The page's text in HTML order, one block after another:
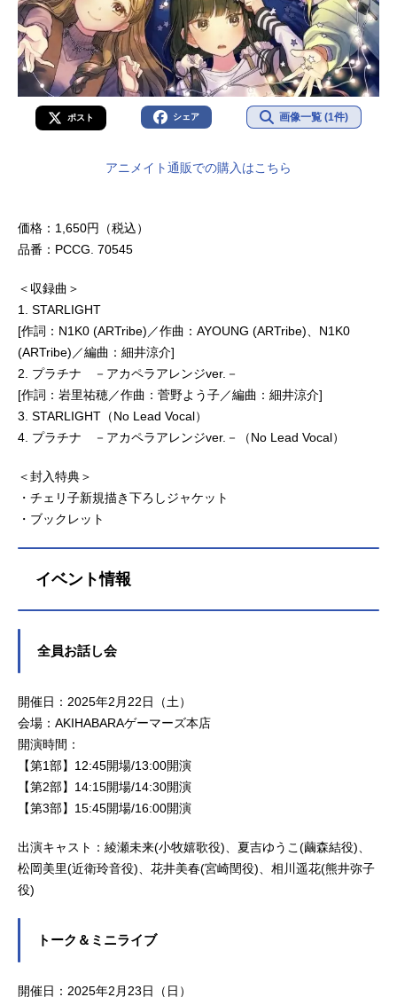
ポスト シェア 画像一覧 (1件)
アニメイト通販での購入はこちら
価格：1,650円（税込）
品番：PCCG. 70545
＜収録曲＞
1. STARLIGHT
[作詞：N1K0 (ARTribe)／作曲：AYOUNG (ARTribe)、N1K0
(ARTribe)／編曲：細井涼介]
2. プラチナ －アカペラアレンジver.－
[作詞：岩里祐穂／作曲：菅野よう子／編曲：細井涼介]
3. STARLIGHT（No Lead Vocal）
4. プラチナ －アカペラアレンジver.－（No Lead Vocal）
＜封入特典＞
・チェリ子新規描き下ろしジャケット
・ブックレット
イベント情報
全員お話し会
開催日：2025年2月22日（土）
会場：AKIHABARAゲーマーズ本店
開演時間：
【第1部】12:45開場/13:00開演
【第2部】14:15開場/14:30開演
【第3部】15:45開場/16:00開演
出演キャスト：綾瀬未来(小牧嬉歌役)、夏吉ゆうこ(繭森結役)、
松岡美里(近衛玲音役)、花井美春(宮崎閏役)、相川遥花(熊井弥子
役)
トーク＆ミニライブ
開催日：2025年2月23日（日）